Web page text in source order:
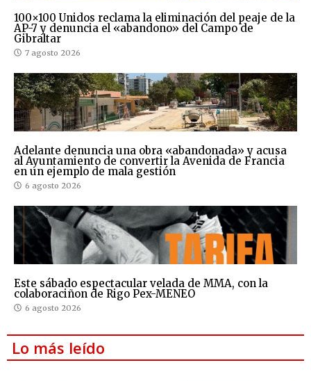
100×100 Unidos reclama la eliminación del peaje de la
AP-7 y denuncia el «abandono» del Campo de
Gibraltar
7 agosto 2026
Adelante denuncia una obra «abandonada» y acusa
al Ayuntamiento de convertir la Avenida de Francia
en un ejemplo de mala gestión
6 agosto 2026
Este sábado espectacular velada de MMA, con la
colaboraciñon de Rigo Pex-MENEO
6 agosto 2026
Lo más leído